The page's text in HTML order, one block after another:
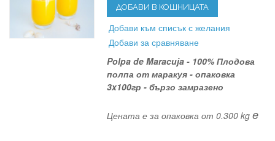
ДОБАВИ В КОШНИЦАТА
Добави към списък с желания
Добави за сравняване
Polpa de Maracuja - 100% Плодова
полпа от маракуя - опаковка
3x100гр - бързо замразено
Цената е за опаковка от 0.300 kge